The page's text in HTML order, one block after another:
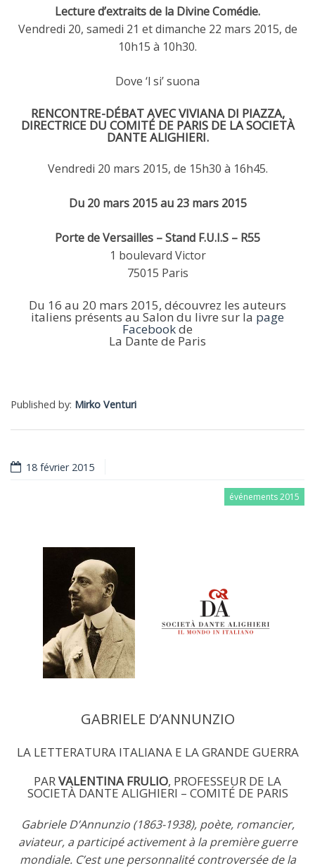
Lecture d’extraits de la Divine Comédie.
Vendredi 20, samedi 21 et dimanche 22 mars 2015, de
10h15 à 10h30.
Dove ‘l si’ suona
RENCONTRE-DÉBAT AVEC VIVIANA DI PIAZZA,
DIRECTRICE DU COMITÉ DE PARIS DE LA SOCIETÀ
DANTE ALIGHIERI.
Vendredi 20 mars 2015, de 15h30 à 16h45.
Du 20 mars 2015 au 23 mars 2015
Porte de Versailles – Stand F.U.I.S – R55
1 boulevard Victor
75015 Paris
Du 16 au 20 mars 2015, découvrez les auteurs
italiens présents au Salon du livre sur la page
Facebookde
La Dante de Paris
Published by: Mirko Venturi
18 février 2015
événements 2015
GABRIELE D’ANNUNZIO
LA LETTERATURA ITALIANA E LA GRANDE GUERRA
PARVALENTINA FRULIO, PROFESSEUR DE LA
SOCIETÀ DANTE ALIGHIERI – COMITÉ DE PARIS
Gabriele D’Annunzio (1863-1938), poète, romancier,
aviateur, a participé activement à la première guerre
mondiale. C’est une personnalité controversée de la